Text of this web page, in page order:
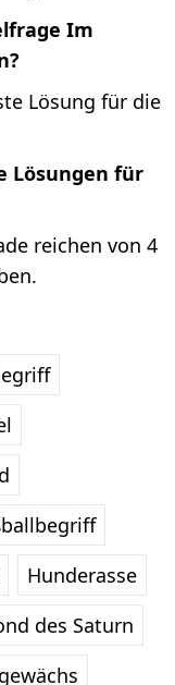
Im
Lösung für die
Lösungen für
reichen von 4
Hunderasse
des Saturn